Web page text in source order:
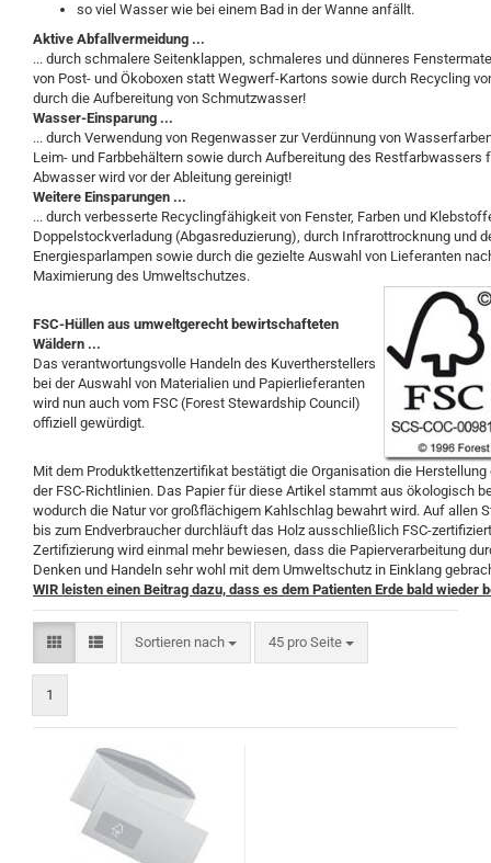
so viel Wasser wie bei einem Bad in der Wanne anfällt.
Aktive Abfallvermeidung ...
... durch schmalere Seitenklappen, schmaleres und dünneres
von Post- und Ökoboxen statt Wegwerf-Kartons sowie durch Recycling
durch die Aufbereitung von Schmutzwasser!
Wasser-Einsparung ...
... durch Verwendung von Regenwasser zur Verdünnung von
Leim- und Farbbehältern sowie durch Aufbereitung des Restfarbwassers
Abwasser wird vor der Ableitung gereinigt!
Weitere Einsparungen ...
... durch verbesserte Recyclingfähigkeit von Fenster, Farben und
Doppelstockverladung (Abgasreduzierung), durch Infrarottrocknung und
Energiesparlampen sowie durch die gezielte Auswahl von Lieferanten
Maximierung des Umweltschutzes.
FSC-Hüllen aus umweltgerecht bewirtschafteten
Wäldern ...
Das verantwortungsvolle Handeln des Kuvertherstellers
bei der Auswahl von Materialien und Papierlieferanten
wird nun auch vom FSC (Forest Stewardship Council)
offiziell gewürdigt.
Mit dem Produktkettenzertifikat bestätigt die Organisation die Herstellung
der FSC-Richtlinien. Das Papier für diese Artikel stammt aus ökologisch
wodurch die Natur vor großflächigem Kahlschlag bewahrt wird. Auf allen
bis zum Endverbraucher durchläuft das Holz ausschließlich FSC-
Zertifizierung wird einmal mehr bewiesen, dass die Papierverarbeitung
Denken und Handeln sehr wohl mit dem Umweltschutz in Einklang
WIR leisten einen Beitrag dazu, dass es dem Patienten Erde bald wieder
Sortieren nach
Sortieren nach 45 pro Seite
pro Seite
1